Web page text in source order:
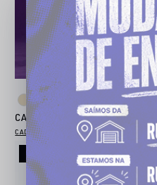
CADASTRE-SE PARA VER O PREÇO